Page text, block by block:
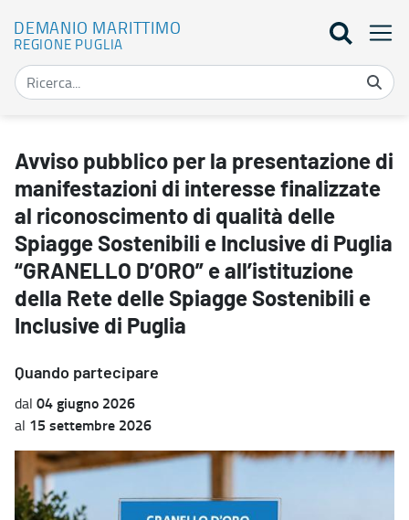
DEMANIO MARITTIMO
REGIONE PUGLIA
Avviso pubblico per la presentazione di
manifestazioni di interesse finalizzate
al riconoscimento di qualità delle
Spiagge Sostenibili e Inclusive di Puglia
“GRANELLO D’ORO” e all’istituzione
della Rete delle Spiagge Sostenibili e
Inclusive di Puglia
Quando partecipare
dal 04 giugno 2026
al 15 settembre 2026